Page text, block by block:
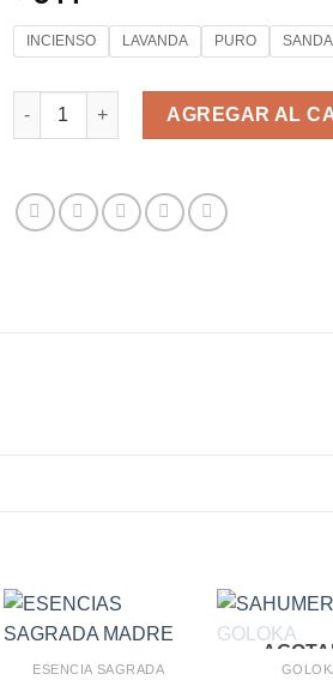
INCIENSO LAVANDA PURO
SAHUMERIO PALO SANTO CORTO
AGREGAR AL
ESENCIA SAGRADA